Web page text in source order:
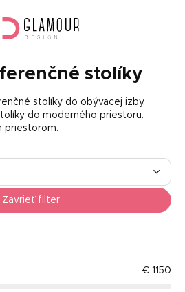
stolíky
stolíky do obývacej izby.
do moderného priestoru.
priestorom.
Zavrieť filter
€ 1150